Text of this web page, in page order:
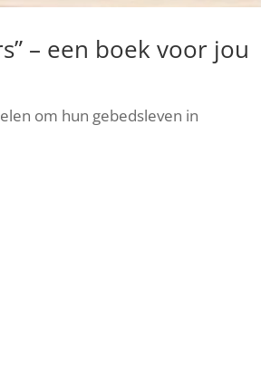
– een boek voor jou
om hun gebedsleven in